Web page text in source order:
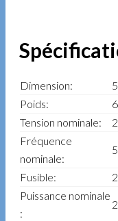
Dimension:
Poids:
Tension nominale:
Fréquence
nominale:
Fusible:
Puissance nominale
: